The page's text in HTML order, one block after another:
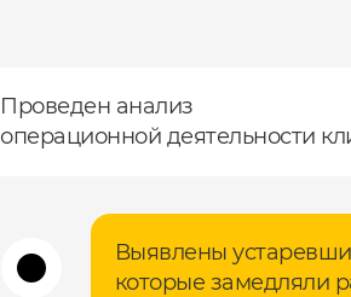
Проведен анализ
операционной деятельности
Выявлены
которые замедляли